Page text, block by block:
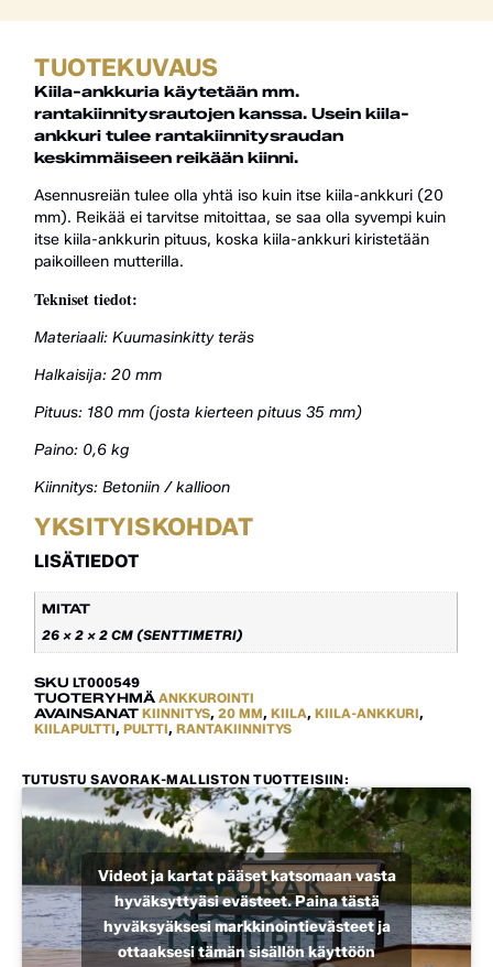
TUTUSTU SAVORAK-MALLISTON TUOTTEISIIN:
Videot ja kartat pääset katsomaan vasta
hyväksyttyäsi evästeet. Paina tästä
hyväksyäksesi markkinointievästeet ja
ottaaksesi tämän sisällön käyttöön
TUOTEKUVAUS
Kiila-ankkuria käytetään mm.
rantakiinnitysrautojen kanssa. Usein kiila-
ankkuri tulee rantakiinnitysraudan
keskimmäiseen reikään kiinni.
Asennusreiän tulee olla yhtä iso kuin itse kiila-ankkuri (20
mm). Reikää ei tarvitse mitoittaa, se saa olla syvempi kuin
itse kiila-ankkurin pituus, koska kiila-ankkuri kiristetään
paikoilleen mutterilla.
Tekniset tiedot:
Materiaali: Kuumasinkitty teräs
Halkaisija: 20 mm
Pituus: 180 mm (josta kierteen pituus 35 mm)
Paino: 0,6 kg
Kiinnitys: Betoniin / kallioon
YKSITYISKOHDAT
LISÄTIEDOT
MITAT
26 × 2 × 2 CM (SENTTIMETRI)
SKULT000549
TUOTERYHMÄ ANKKUROINTI
AVAINSANAT KIINNITYS,20 MM,KIILA,KIILA-ANKKURI,
KIILAPULTTI,PULTTI,RANTAKIINNITYS